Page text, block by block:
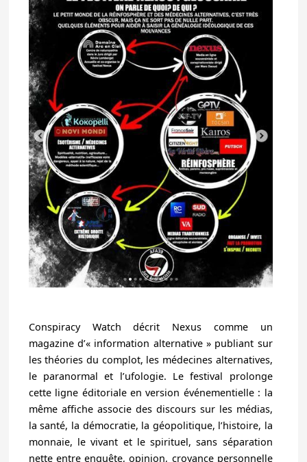
Conspiracy Watch décrit Nexus comme un
magazine d’« information alternative » publiant sur
les théories du complot, les médecines alternatives,
le paranormal et l’ufologie. Le festival prolonge
cette ligne éditoriale en version événementielle : la
même affiche associe des discours sur les médias,
la santé, la démocratie, la géopolitique, l’histoire, la
monnaie, le vivant et le spirituel, sans séparation
nette entre enquête, opinion, croyance personnelle